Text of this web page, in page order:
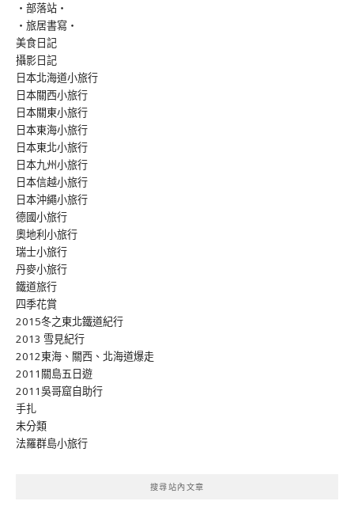
‧部落站‧
‧旅居書寫‧
美食日記
攝影日記
日本北海道小旅行
日本關西小旅行
日本關東小旅行
日本東海小旅行
日本東北小旅行
日本九州小旅行
日本信越小旅行
日本沖繩小旅行
德國小旅行
奧地利小旅行
瑞士小旅行
丹麥小旅行
鐵道旅行
四季花賞
2015冬之東北鐵道紀行
2013 雪見紀行
2012東海、關西、北海道爆走
2011關島五日遊
2011吳哥窟自助行
手扎
未分類
法羅群島小旅行
搜尋站內文章